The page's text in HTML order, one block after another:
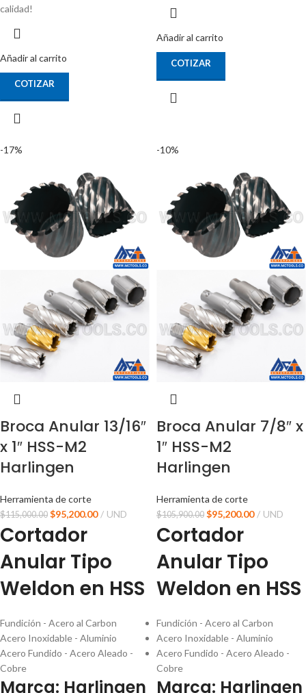
calidad!
Añadir al carrito
COTIZAR
Añadir al carrito
COTIZAR
-17%
Broca Anular 13/16″
x 1″ HSS-M2
Harlingen
Herramienta de corte
$115,000.00 $95,200.00 UND
Cortador
Anular Tipo
Weldon en HSS
Fundición - Acero al Carbon
Acero Inoxidable - Aluminio
Acero Fundido - Acero Aleado -
Cobre
Marca: Harlingen
-10%
Broca Anular 7/8″ x
1″ HSS-M2
Harlingen
Herramienta de corte
$105,900.00 $95,200.00 UND
Cortador
Anular Tipo
Weldon en HSS
Fundición - Acero al Carbon
Acero Inoxidable - Aluminio
Acero Fundido - Acero Aleado -
Cobre
Marca: Harlingen